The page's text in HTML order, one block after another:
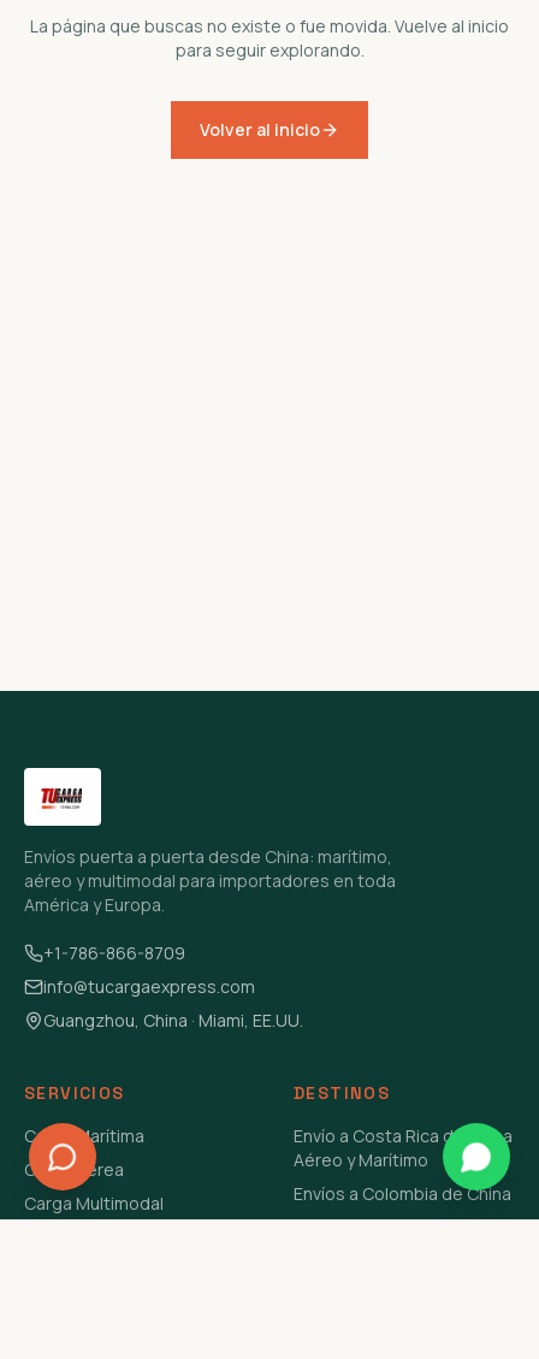
La página que buscas no existe o fue movida. Vuelve al inicio
para seguir explorando.
Volver al inicio
Envíos puerta a puerta desde China: marítimo,
aéreo y multimodal para importadores en toda
América y Europa.
+1-786-866-8709
info@tucargaexpress.com
Guangzhou, China · Miami, EE.UU.
SERVICIOS
Carga Marítima
Carga Aérea
Carga Multimodal
DESTINOS
Envío a Costa Rica de China
Aéreo y Marítimo
Envíos a Colombia de China